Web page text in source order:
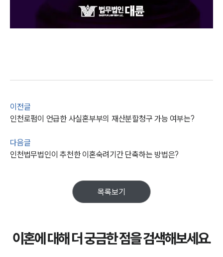
부소개
이전글
인천로펌이 언급한 사실혼부부의 재산분할청구 가능 여부는?
다음글
인천법무법인이 추천한 이혼숙려기간 단축하는 방법은?
목록보기
이혼에 대해 더 궁금한 점을 검색해보세요.